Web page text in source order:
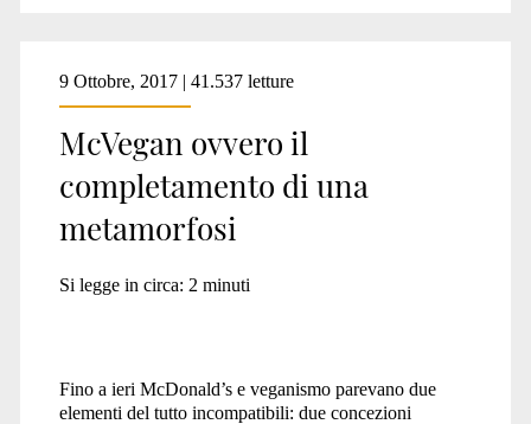
9 Ottobre, 2017 | 41.537 letture
McVegan ovvero il
completamento di una
metamorfosi
Si legge in circa: 2 minuti
Fino a ieri McDonald’s e veganismo parevano due
elementi del tutto incompatibili: due concezioni